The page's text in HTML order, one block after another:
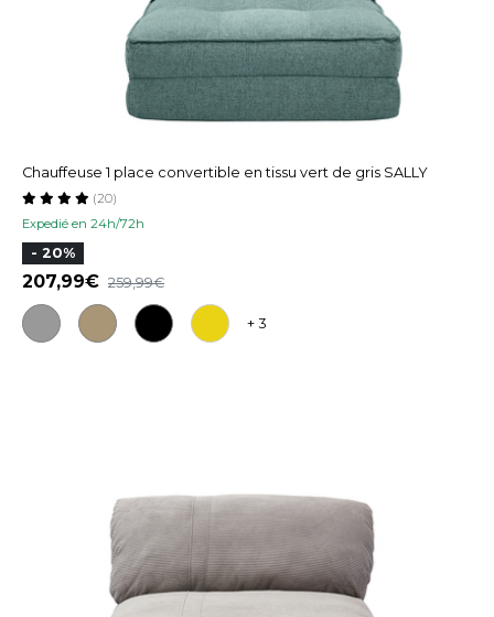
Chauffeuse 1 place convertible en tissu vert de gris SALLY
Expedié en 24h/72h
(20)
- 20%
207,99 259,99
+ 3